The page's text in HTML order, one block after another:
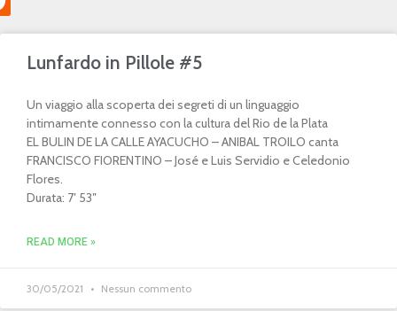
Lunfardo in Pillole #5
Un viaggio alla scoperta dei segreti di un linguaggio
intimamente connesso con la cultura del Rio de la Plata
EL BULIN DE LA CALLE AYACUCHO – ANIBAL TROILO canta
FRANCISCO FIORENTINO – José e Luis Servidio e Celedonio
Flores.
Durata: 7′ 53″
READ MORE »
30/05/2021 Nessun commento